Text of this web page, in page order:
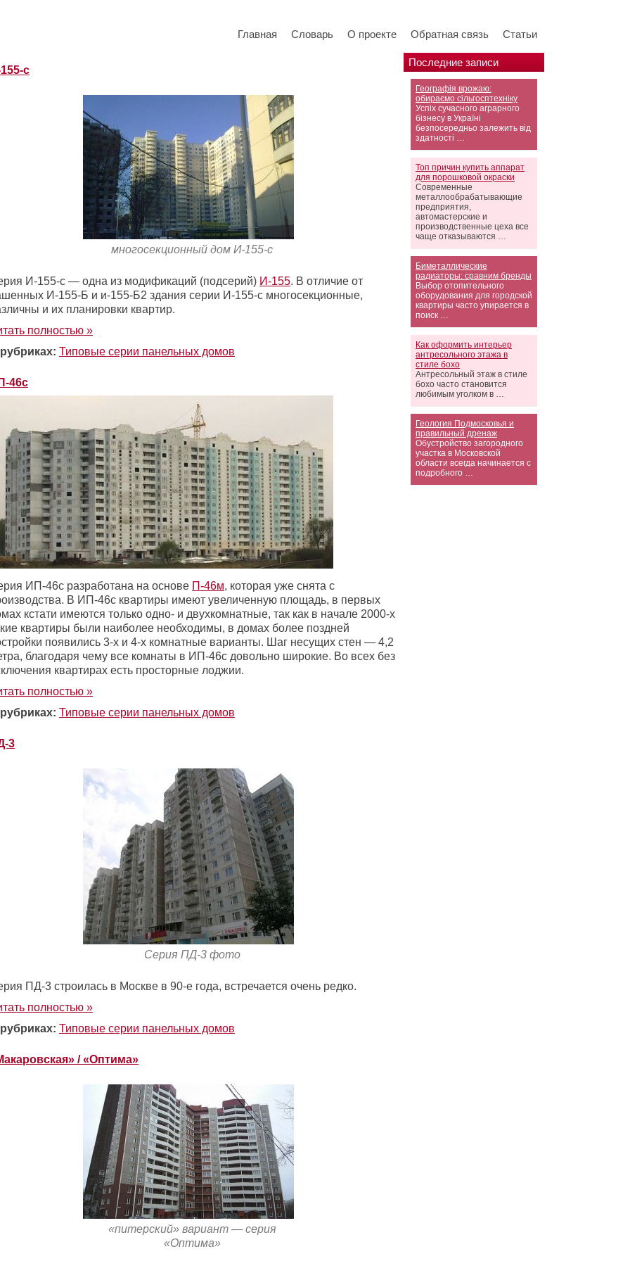
Главная Словарь О проекте Обратная связь Статьи
Последние записи
Географія врожаю:
обираємо сільгосптехніку
Успіх сучасного аграрного
бізнесу в Україні
безпосередньо залежить від
здатності …
Топ причин купить аппарат
для порошковой окраски
Современные
металлообрабатывающие
предприятия,
автомастерские и
производственные цеха все
чаще отказываются …
Биметаллические
радиаторы: сравним бренды
Выбор отопительного
оборудования для городской
квартиры часто упирается в
поиск …
Как оформить интерьер
антресольного этажа в
стиле бохо
Антресольный этаж в стиле
бохо часто становится
любимым уголком в …
Геология Подмосковья и
правильный дренаж
Обустройство загородного
участка в Московской
области всегда начинается с
подробного …
с
многосекционный дом И-155-с
И-155-с — одна из модификаций (подсерий) И-155. В отличие от
И-155-Б и и-155-Б2 здания серии И-155-с многосекционные,
и их планировки квартир.
полностью »
Типовые серии панельных домов
46с
ИП-46с разработана на основе П-46м, которая уже снята с
В ИП-46с квартиры имеют увеличенную площадь, в первых
кстати имеются только одно- и двухкомнатные, так как в начале 2000-х
квартиры были наиболее необходимы, в домах более поздней
появились 3-х и 4-х комнатные варианты. Шаг несущих стен — 4,2
благодаря чему все комнаты в ИП-46с довольно широкие. Во всех без
квартирах есть просторные лоджии.
полностью »
Типовые серии панельных домов
3
Серия ПД-3 фото
ПД-3 строилась в Москве в 90-е года, встречается очень редко.
полностью »
Типовые серии панельных домов
/ «Оптима»
«питерский» вариант — серия
«Оптима»